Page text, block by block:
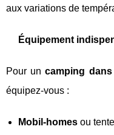
aux variations de
Équipement
Pour uncamping
équipez-vous :
Mobil-homes ou